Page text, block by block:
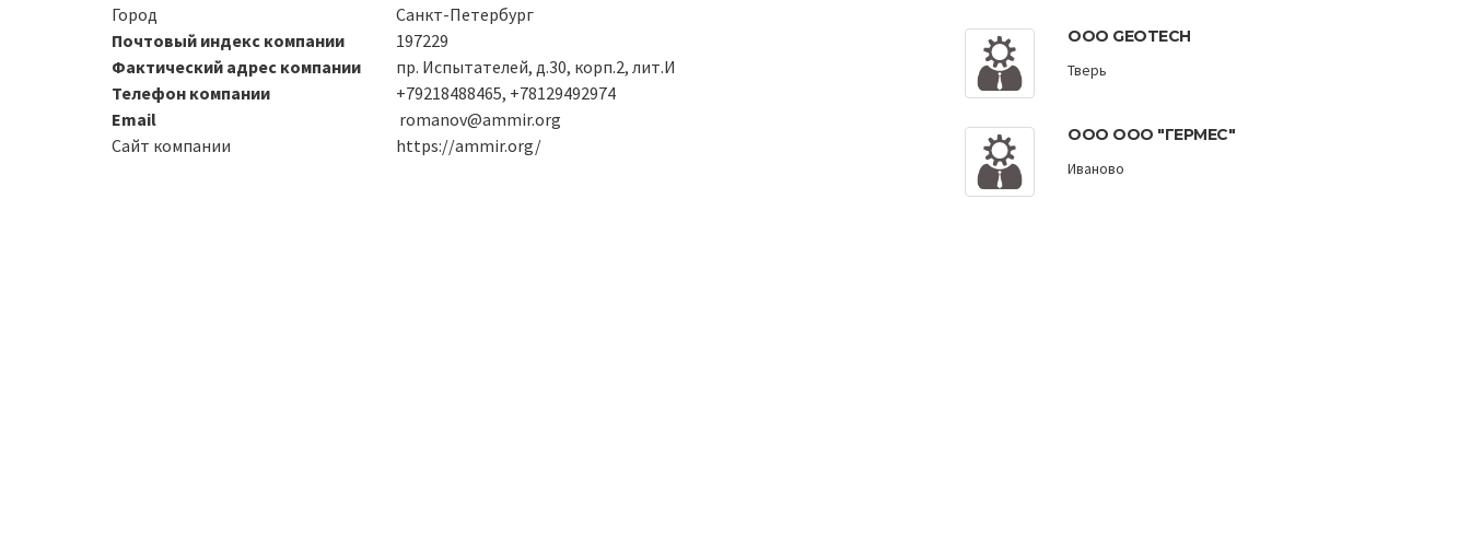
Город
Санкт-Петербург
Почтовый индекс компании
197229
Фактический адрес компании
пр. Испытателей, д.30, корп.2, лит.И
Телефон компании
+79218488465, +78129492974
Email
romanov@ammir.org
Сайт компании
https://ammir.org/
ООО GEOTECH
Тверь
ООО ООО "ГЕРМЕС"
Иваново